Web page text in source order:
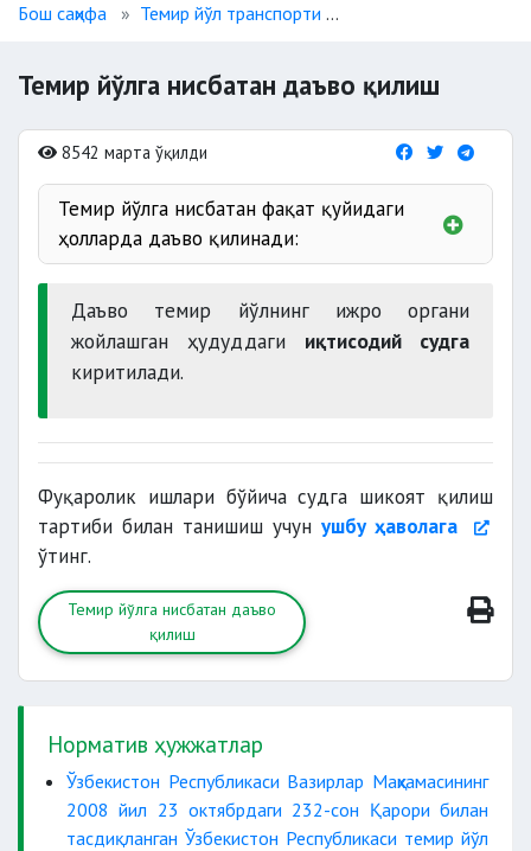
Бош саҳифа Темир йўл транспорти
Темир йўлга нисбатан даъво қилиш
8542 марта ўқилди
Темир йўлга нисбатан фақат қуйидаги
ҳолларда даъво қилинади:
қаноатлантиришда
рад
этганда
Даъво темир йўлнинг ижро органи
жойлашган ҳудуддаги иқтисодий судга
киритилади.
Фуқаролик ишлари бўйича судга шикоят қилиш
тартиби билан танишиш учунушбу ҳаволага
ўтинг.
Темир йўлга нисбатан даъво
қилиш
Норматив ҳужжатлар
Ўзбекистон Республикаси Вазирлар Маҳкамасининг
2008 йил 23 октябрдаги 232-сон Қарори билан
тасдиқланган Ўзбекистон Республикаси темир йўл